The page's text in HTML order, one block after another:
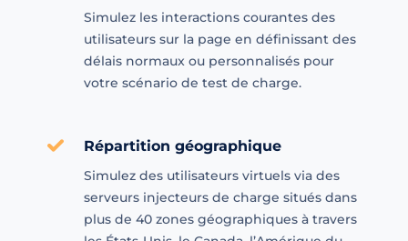
Simulez les interactions courantes des
utilisateurs sur la page en définissant des
délais normaux ou personnalisés pour
votre scénario de test de charge.
Répartition géographique
Simulez des utilisateurs virtuels via des
serveurs injecteurs de charge situés dans
plus de 40 zones géographiques à travers